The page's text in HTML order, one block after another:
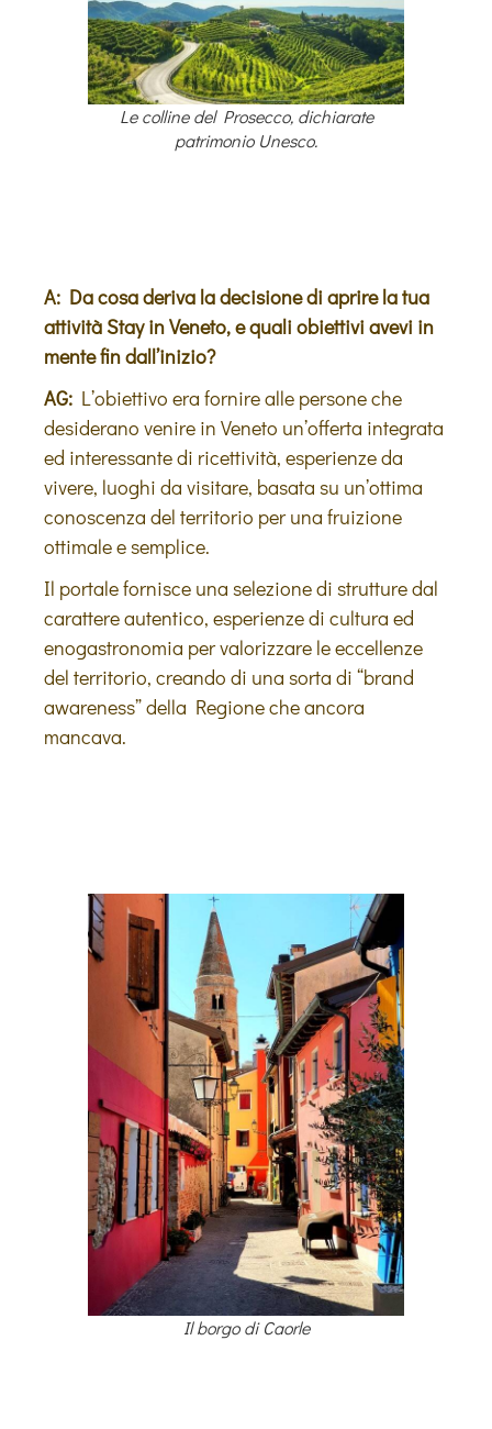
Le colline del Prosecco, dichiarate
patrimonio Unesco.
A: Da cosa deriva la decisione di aprire la tua
attività Stay in Veneto, e quali obiettivi avevi in
mente fin dall’inizio?
AG: L’obiettivo era fornire alle persone che
desiderano venire in Veneto un’offerta integrata
ed interessante di ricettività, esperienze da
vivere, luoghi da visitare, basata su un’ottima
conoscenza del territorio per una fruizione
ottimale e semplice.
Il portale fornisce una selezione di strutture dal
carattere autentico, esperienze di cultura ed
enogastronomia per valorizzare le eccellenze
del territorio, creando di una sorta di “brand
awareness” della Regione che ancora
mancava.
Il borgo di Caorle